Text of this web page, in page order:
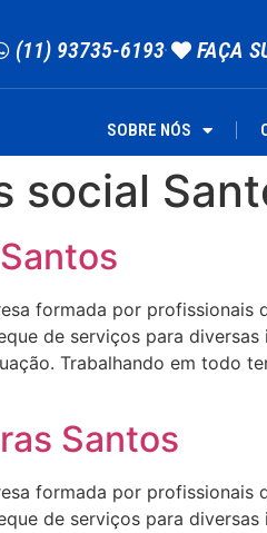
(11) 93735-6193 FAÇA
SOBRE NÓS
social
formada por
de serviços para
Trabalhando em todo
Santos
formada por
de serviços para